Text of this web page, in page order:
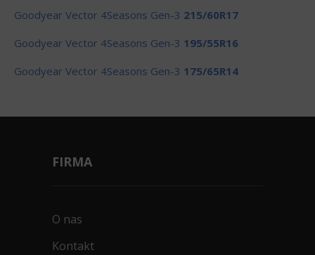
Goodyear Vector 4Seasons Gen-3 215/60R17
Goodyear Vector 4Seasons Gen-3 195/55R16
Goodyear Vector 4Seasons Gen-3 175/65R14
FIRMA
O nas
Kontakt